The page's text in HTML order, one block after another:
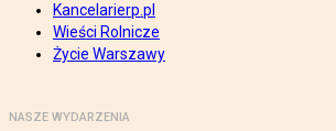
Kancelarierp.pl
Wieści Rolnicze
Życie Warszawy
NASZE WYDARZENIA